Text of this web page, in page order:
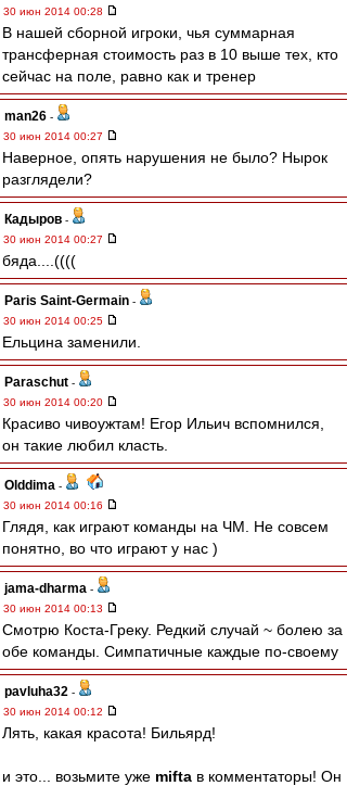
30 июн 2014 00:28
В нашей сборной игроки, чья суммарная
трансферная стоимость раз в 10 выше тех, кто
сейчас на поле, равно как и тренер
man26 -
30 июн 2014 00:27
Наверное, опять нарушения не было? Нырок
разглядели?
Кадыров -
30 июн 2014 00:27
бяда....((((
Paris Saint-Germain -
30 июн 2014 00:25
Ельцина заменили.
Paraschut -
30 июн 2014 00:20
Красиво чивоужтам! Егор Ильич вспомнился,
он такие любил класть.
Olddima -
30 июн 2014 00:16
Глядя, как играют команды на ЧМ. Не совсем
понятно, во что играют у нас )
jama-dharma -
30 июн 2014 00:13
Смотрю Коста-Греку. Редкий случай ~ болею за
обе команды. Симпатичные каждые по-своему
pavluha32 -
30 июн 2014 00:12
Лять, какая красота! Бильярд!
и это... возьмите уже mifta в комментаторы! Он